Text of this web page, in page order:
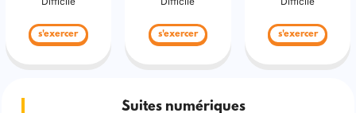
s'exercer s'exercer s'exercer
Suites numériques